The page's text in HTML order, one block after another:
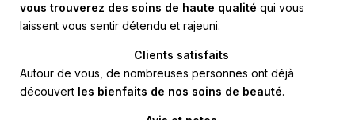
vous trouverez des soins de haute qualité qui vous
laissent vous sentir détendu et rajeuni.
Clients satisfaits
Autour de vous, de nombreuses personnes ont déjà
découvert les bienfaits de nos soins de beauté.